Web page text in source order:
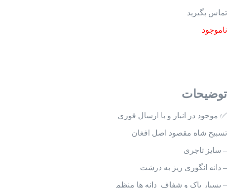
تماس بگیرید
ناموجود
توضیحات
✅ موجود در انبار و با ارسال فوری
تسبیح شاه مقصود اصل افغان
– سایز تاجری
– دانه انگوری ریز به درشت
– بسیار پاک و شفاف_دانه ها منظم